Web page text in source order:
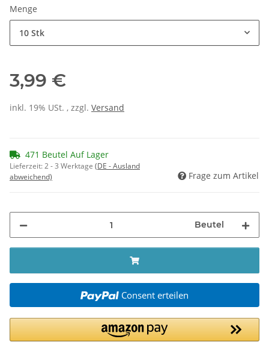
Menge
10 Stk
3,99 €
inkl. 19% USt. , zzgl. Versand
471 Beutel Auf Lager
Lieferzeit:2 - 3 Werktage (DE - Ausland
abweichend)
Frage zum Artikel
Beutel
Consent erteilen